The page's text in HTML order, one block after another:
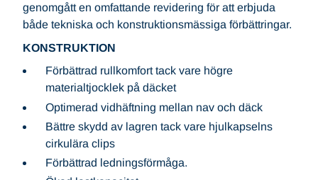
genomgått en omfattande revidering för att erbjuda
både tekniska och konstruktionsmässiga förbättringar.
KONSTRUKTION
Förbättrad rullkomfort tack vare högre
materialtjocklek på däcket
Optimerad vidhäftning mellan nav och däck
Bättre skydd av lagren tack vare hjulkapselns
cirkulära clips
Förbättrad ledningsförmåga.